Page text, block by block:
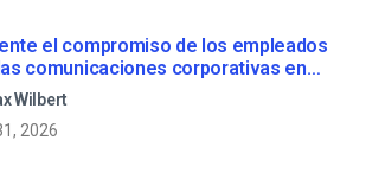
el compromiso de los empleados
comunicaciones corporativas en
Wilbert
2026